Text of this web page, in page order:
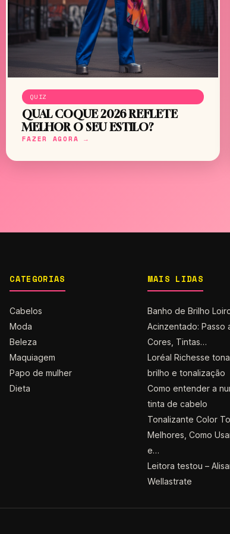
QUIZ
QUAL COQUE 2026 REFLETE
MELHOR O SEU ESTILO?
FAZER AGORA →
CATEGORIAS
Cabelos
Moda
Beleza
Maquiagem
Papo de mulher
Dieta
MAIS LIDAS
Banho de Brilho
Acinzentado: Passo
Cores, Tintas…
Loréal Richesse
brilho e tonalização
Como entender a
tinta de cabelo
Tonalizante Color
Melhores, Como
e…
Leitora testou –
Wellastrate